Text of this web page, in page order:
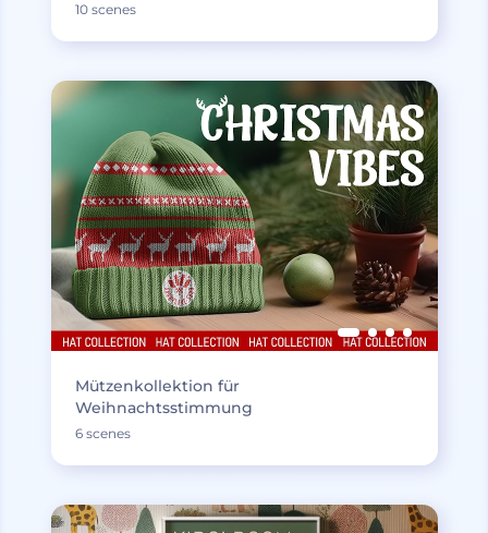
10 scenes
Mützenkollektion für
Weihnachtsstimmung
6 scenes